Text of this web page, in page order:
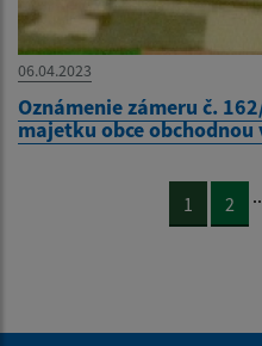
06.04.2023
Oznámenie zámeru č.
majetku obce
1 2